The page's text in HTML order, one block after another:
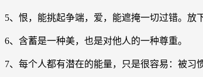
5、恨，能挑起争端，爱，能遮掩一切过错。放
6、含蓄是一种美，也是对他人的一种尊重。
7、每个人都有潜在的能量，只是很容易：被习